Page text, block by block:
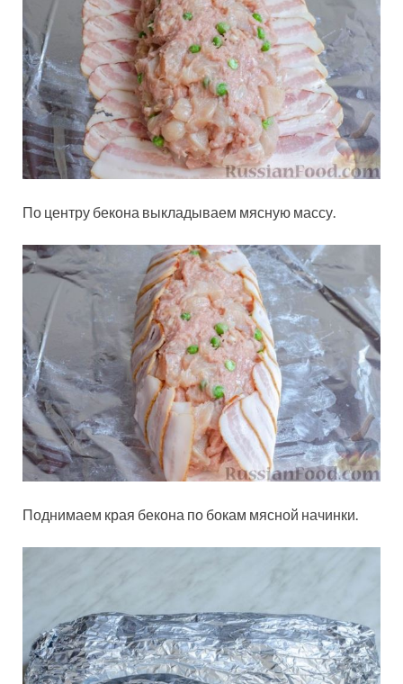
По центру бекона выкладываем мясную массу.
Поднимаем края бекона по бокам мясной начинки.